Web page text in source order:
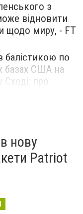
з
відновити
щодо миру, - FT
балістикою по
базах США на
про
нову
Patriot